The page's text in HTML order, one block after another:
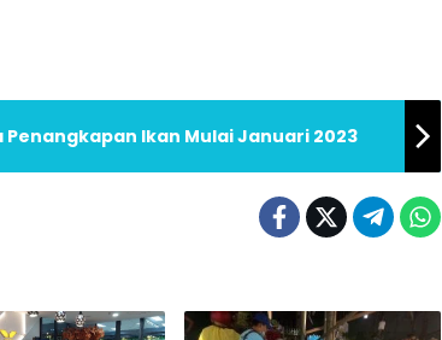
Ikan Mulai Januari 2023